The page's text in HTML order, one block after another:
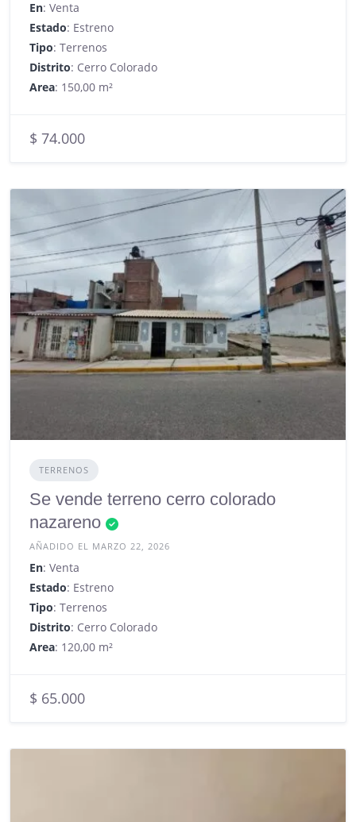
En: Venta
Estado: Estreno
Tipo: Terrenos
Distrito: Cerro Colorado
Area: 150,00 m²
$ 74.000
TERRENOS
Se vende terreno cerro colorado
nazareno
AÑADIDO EL MARZO 22, 2026
En: Venta
Estado: Estreno
Tipo: Terrenos
Distrito: Cerro Colorado
Area: 120,00 m²
$ 65.000